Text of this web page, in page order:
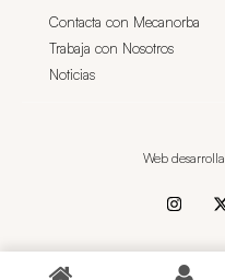
Contacta con Mecanorba
Trabaja con Nosotros
Noticias
Web